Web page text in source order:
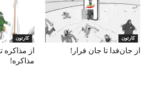
کارتون
از مذاکره
مذاکره!
کارتون
از جان‌فدا تا جان فرار!